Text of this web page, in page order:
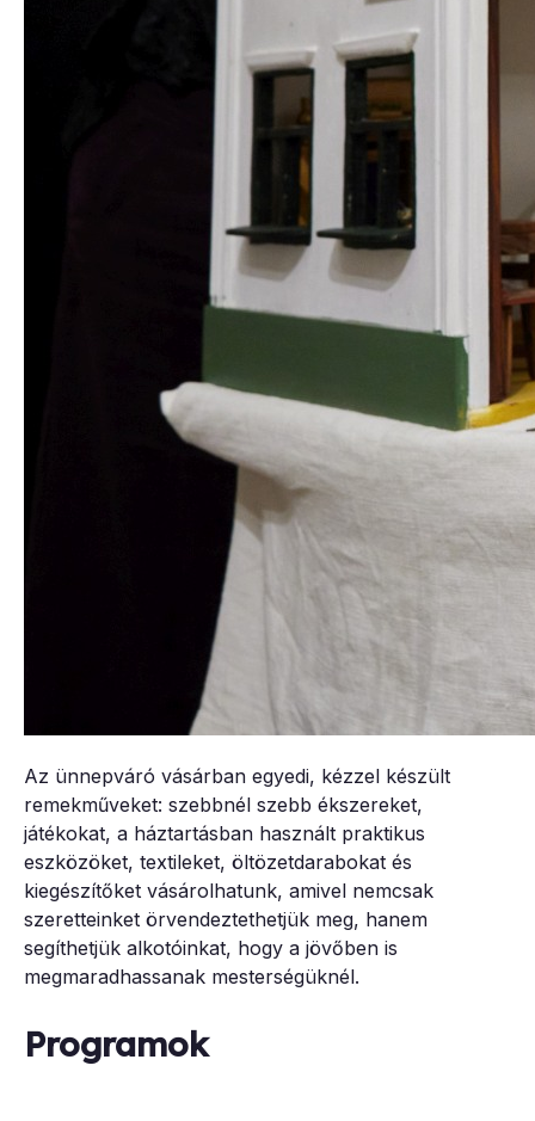
Az ünnepváró vásárban egyedi, kézzel készült
remekműveket: szebbnél szebb ékszereket,
játékokat, a háztartásban használt praktikus
eszközöket, textileket, öltözetdarabokat és
kiegészítőket vásárolhatunk, amivel nemcsak
szeretteinket örvendeztethetjük meg, hanem
segíthetjük alkotóinkat, hogy a jövőben is
megmaradhassanak mesterségüknél.
Programok